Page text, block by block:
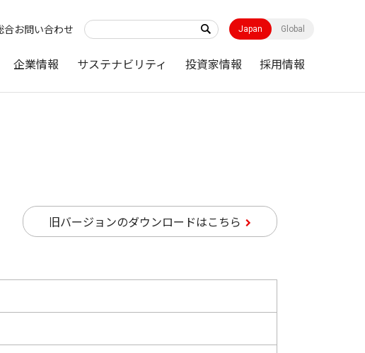
合お問い合わせ Japan Global
企業情報 サステナビリティ 投資家情報 採用情報
旧バージョンのダウンロードはこちら